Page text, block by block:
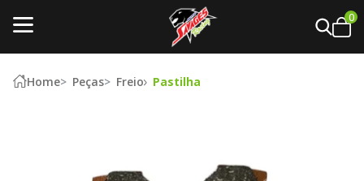
0
Home Peças Freio Pastilha